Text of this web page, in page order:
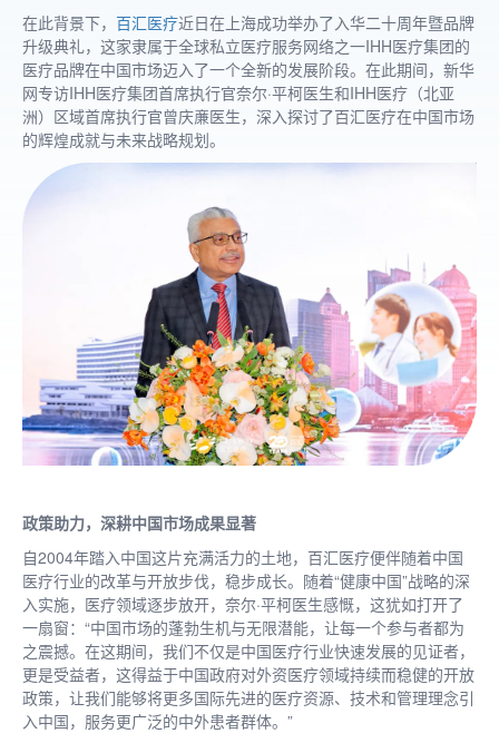
在此背景下， 百汇医疗近日在上海成功举办了入华二十周年暨品牌
升级典礼，这家隶属于全球私立医疗服务网络之一IHH医疗集团的
医疗品牌在中国市场迈入了一个全新的发展阶段。在此期间，新华
网专访IHH医疗集团首席执行官奈尔·平柯医生和IHH医疗（北亚
洲）区域首席执行官曾庆亷医生，深入探讨了百汇医疗在中国市场
的辉煌成就与未来战略规划。
政策助力，深耕中国市场成果显著
自2004年踏入中国这片充满活力的土地，百汇医疗便伴随着中国
医疗行业的改革与开放步伐，稳步成长。随着“健康中国”战略的深
入实施，医疗领域逐步放开，奈尔·平柯医生感慨，这犹如打开了
一扇窗：“中国市场的蓬勃生机与无限潜能，让每一个参与者都为
之震撼。在这期间，我们不仅是中国医疗行业快速发展的见证者，
更是受益者，这得益于中国政府对外资医疗领域持续而稳健的开放
政策，让我们能够将更多国际先进的医疗资源、技术和管理理念引
入中国，服务更广泛的中外患者群体。”